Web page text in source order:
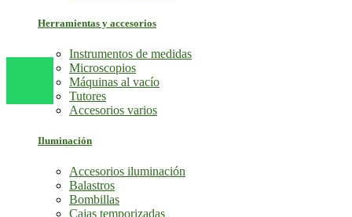
Herramientas y accesorios
Instrumentos de medidas
Microscopios
Máquinas al vacío
Tutores
Accesorios varios
Iluminación
Accesorios iluminación
Balastros
Bombillas
Cajas temporizadas